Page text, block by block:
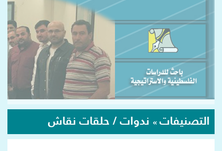
التصنيفات » ندوات / حلقات نقاش